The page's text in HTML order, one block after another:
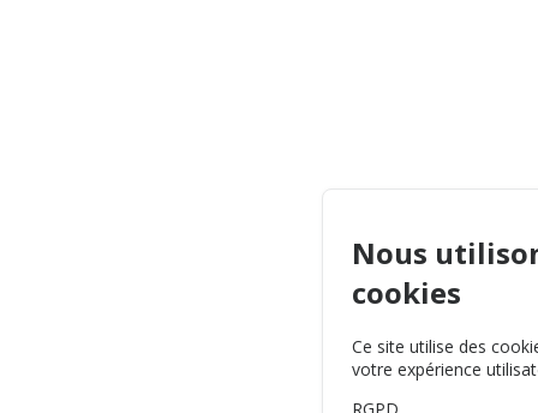
Nous
cookies
Ce site utilise des
votre expérience